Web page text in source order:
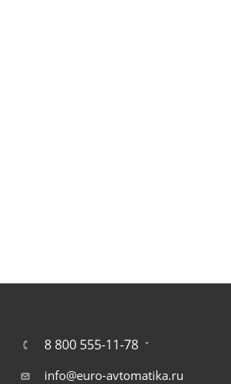
8 800 555-11-78
info@euro-avtomatika.ru